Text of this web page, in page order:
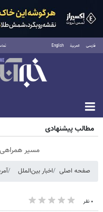
فارسی العربية English
پنجشنبه ۱۵ مرداد ۱۴۰۵
مطالب پیشنهادی
مسیر همراهی
صفحه اصلی اخبار بین‌الملل
۰ نفر